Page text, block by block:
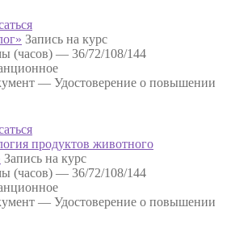
Запись на курс
(часов) — 36/72/108/144
— Удостоверение о повышении
продуктов животного
Запись на курс
(часов) — 36/72/108/144
— Удостоверение о повышении